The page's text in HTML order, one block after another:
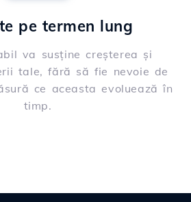
pe termen lung
va susține creșterea și
tale, fără să fie nevoie de
ce aceasta evoluează în
timp.